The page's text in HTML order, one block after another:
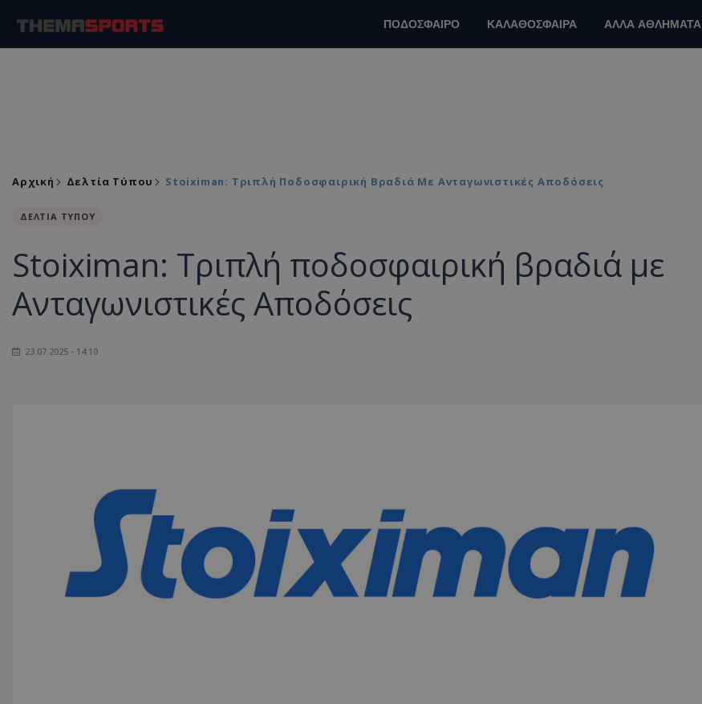
ΠΟΔΟΣΦΑΙΡΟ ΚΑΛΑΘΟΣΦΑΙΡΑ ΑΛΛΑ ΑΘΛΗΜΑΤΑ
Αρχική Δελτία Τύπου Stoiximan: Τριπλή Ποδοσφαιρική Βραδιά Με Ανταγωνιστικές Αποδόσεις
ΔΕΛΤΙΑ ΤΥΠΟΥ
Stoiximan: Τριπλή ποδοσφαιρική βραδιά με
Ανταγωνιστικές Αποδόσεις
23.07.2025 - 14:10